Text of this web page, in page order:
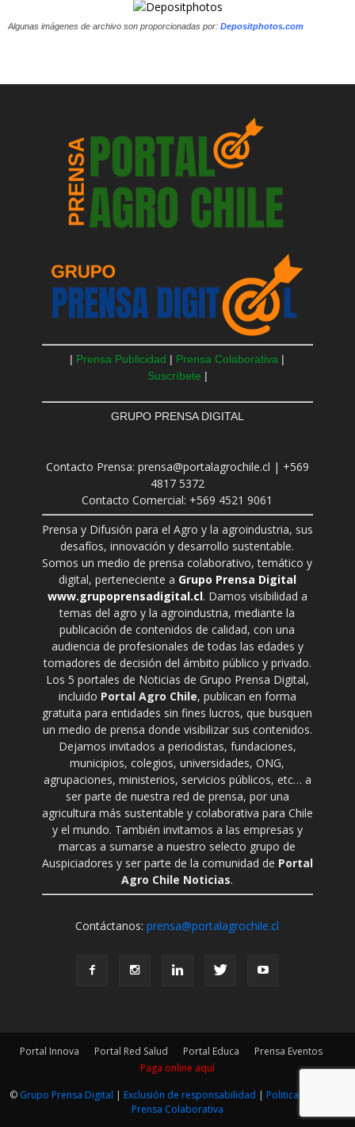
Algunas imágenes de archivo son proporcionadas por: Depositphotos.com
| Prensa Publicidad | Prensa Colaborativa |
Suscríbete |
GRUPO PRENSA DIGITAL
Contacto Prensa: prensa@portalagrochile.cl | +569
4817 5372
Contacto Comercial: +569 4521 9061
Prensa y Difusión para el Agro y la agroindustria, sus
desafíos, innovación y desarrollo sustentable.
Somos un medio de prensa colaborativo, temático y
digital, perteneciente a Grupo Prensa Digital
www.grupoprensadigital.cl. Damos visibilidad a
temas del agro y la agroindustria, mediante la
publicación de contenidos de calidad, con una
audiencia de profesionales de todas las edades y
tomadores de decisión del ámbito público y privado.
Los 5 portales de Noticias de Grupo Prensa Digital,
incluido Portal Agro Chile, publican en forma
gratuita para entidades sin fines lucros, que busquen
un medio de prensa donde visibilizar sus contenidos.
Dejamos invitados a periodistas, fundaciones,
municipios, colegios, universidades, ONG,
agrupaciones, ministerios, servicios públicos, etc… a
ser parte de nuestra red de prensa, por una
agricultura más sustentable y colaborativa para Chile
y el mundo. También invitamos a las empresas y
marcas a sumarse a nuestro selecto grupo de
Auspiciadores y ser parte de la comunidad de Portal
Agro Chile Noticias.
Contáctanos:prensa@portalagrochile.cl
Portal Innova Portal Red Salud Portal Educa
Prensa Eventos
Paga online aquí
© Grupo Prensa Digital | Exclusión de responsabilidad | Politica Editorial
Prensa Colaborativa